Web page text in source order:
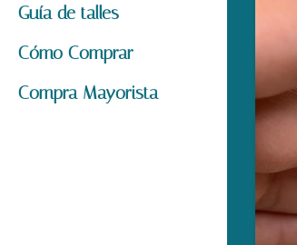
Guía de talles
Cómo Comprar
Compra Mayorista